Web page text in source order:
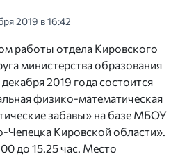
2019 в 16:42
работы отдела Кировского
министерства образования
2019 года состоится
физико-математическая
забавы» на базе МБОУ
Чепецка Кировской области».
до 15.25 час. Место